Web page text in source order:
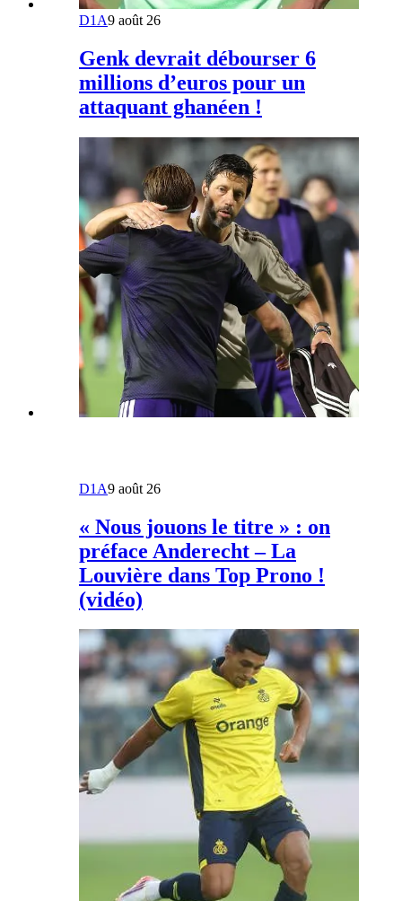
D1A9 août 26
Genk devrait débourser 6
millions d’euros pour un
attaquant ghanéen !
D1A9 août 26
« Nous jouons le titre » : on
préface Anderecht – La
Louvière dans Top Prono !
(vidéo)